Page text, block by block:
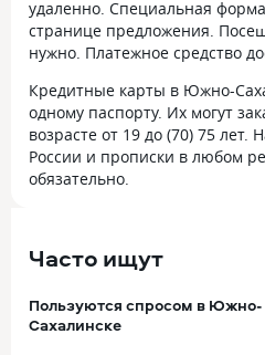
удаленно. Специальная
странице предложения.
нужно. Платежное средство
Кредитные карты в Южно-
одному паспорту. Их могут
возрасте от 19 до (70) 75 лет.
России и прописки в любом
обязательно.
Часто ищут
Пользуются спросом в Южно-
Сахалинске